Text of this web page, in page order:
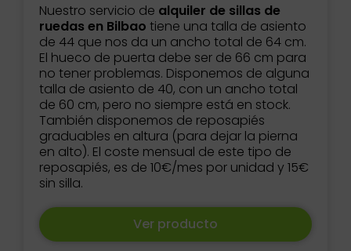
Nuestro servicio de alquiler de sillas de
ruedas en Bilbao tiene una talla de asiento
de 44 que nos da un ancho total de 64 cm.
El hueco de puerta debe ser de 66 cm para
no tener problemas. Disponemos de alguna
talla de asiento de 40, con un ancho total
de 60 cm, pero no siempre está en stock.
También disponemos de reposapiés
graduables en altura (para dejar la pierna
en alto). El coste mensual de este tipo de
reposapiés, es de 10€/mes por unidad y 15€
sin silla.
Ver producto